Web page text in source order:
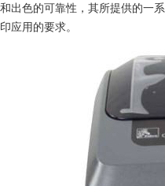
和出色的可靠性，其所提供的一
印应用的要求。